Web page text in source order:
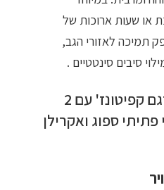
או שעות ארוכות של
תמיכה לאזורי הגב,
סיבים סינטטיים .